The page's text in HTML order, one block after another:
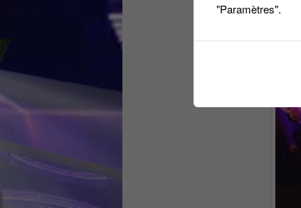
"Paramètres".